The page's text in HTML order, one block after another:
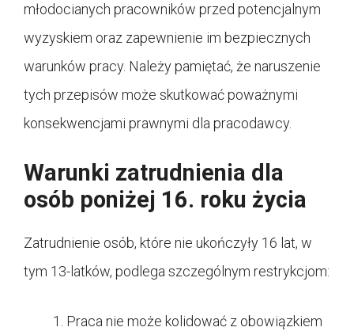
młodocianych pracowników przed potencjalnym
wyzyskiem oraz zapewnienie im bezpiecznych
warunków pracy. Należy pamiętać, że naruszenie
tych przepisów może skutkować poważnymi
konsekwencjami prawnymi dla pracodawcy.
Warunki zatrudnienia dla
osób poniżej 16. roku życia
Zatrudnienie osób, które nie ukończyły 16 lat, w
tym 13-latków, podlega szczególnym restrykcjom:
Praca nie może kolidować z obowiązkiem